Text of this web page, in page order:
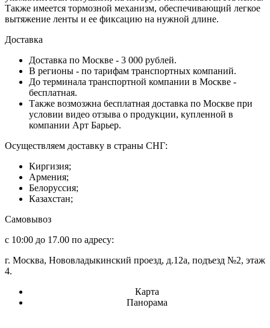
Также имеется тормозной механизм, обеспечивающий легкое
вытяжение ленты и ее фиксацию на нужной длине.
Доставка
Доставка по Москве - 3 000 рублей.
В регионы - по тарифам транспортных компаний.
До терминала транспортной компании в Москве -
бесплатная.
Также возмозжна бесплатная доставка по Москве при
условии видео отзыва о продукции, купленной в
компании Арт Барьер.
Осуществляем доставку в страны СНГ:
Киргизия;
Армения;
Белоруссия;
Казахстан;
Самовывоз
с 10:00 до 17.00 по адресу:
г. Москва, Нововладыкинский проезд, д.12а, подъезд №2, этаж
4.
Карта
Панорама